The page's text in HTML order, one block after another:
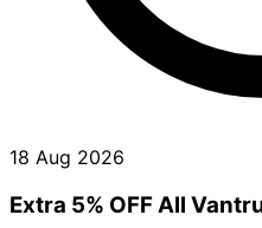
18 Aug 2026
Extra 5% OFF All